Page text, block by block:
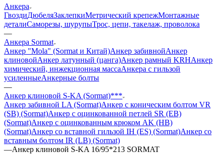
Анкера
ГвоздиДюбеляЗаклепкиМетрический крепежМонтажные
деталиСаморезы, шурупыТрос, цепи, такелаж, проволока
—
Анкера Sormat
Анкер "Mola" (Sormat и Китай)Анкер забивнойАнкер
клиновойАнкер латунный (цанга)Анкер рамный KRHАнкер
химический, инжекционная массаАнкера с гильзой
усиленныеАнкерные болты
—
Анкер клиновой S-KA (Sormat)***
Анкер забивной LA (Sormat)Анкер с коническим болтом VR
(SB) (Sormat)Анкер с оцинкованной петлей SR (EB)
(Sormat)Анкер с оцинкованным крюком AK (HB)
(Sormat)Анкер со вставной гильзой IH (ES) (Sormat)Анкер со
вставным болтом IR (LB) (Sormat)
—Анкер клиновой S-KA 16/95*213 SORMAT